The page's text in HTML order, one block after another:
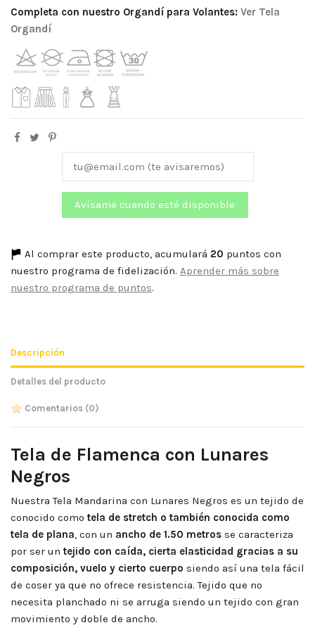
Completa con nuestro Organdí para Volantes: Ver Tela
Organdí
Al comprar este producto, acumulará 20 puntos con
nuestro programa de fidelización. Aprender más sobre
nuestro programa de puntos.
Descripción
Detalles del producto
Comentarios (0)
Tela de Flamenca con Lunares
Negros
Nuestra Tela Mandarina con Lunares Negros es un tejido de
conocido como tela de stretch o también conocida como
tela de plana, con un ancho de 1.50 metros se caracteriza
por ser un tejido con caída, cierta elasticidad gracias a su
composición, vuelo y cierto cuerpo siendo así una tela fácil
de coser ya que no ofrece resistencia. Tejido que no
necesita planchado ni se arruga siendo un tejido con gran
movimiento y doble de ancho.